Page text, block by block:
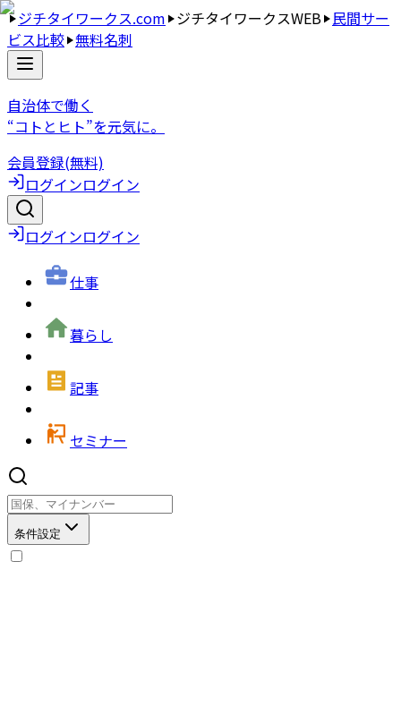
ジチタイワークス.com ジチタイワークスWEB 民間サー
ビス比較 無料名刺
自治体で働く
“コトとヒト”を元気に。
会員登録(無料)
ログインログイン
ログインログイン
仕事
暮らし
記事
セミナー
条件設定